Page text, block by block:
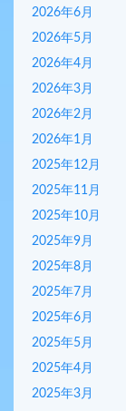
2026年6月
2026年5月
2026年4月
2026年3月
2026年2月
2026年1月
2025年12月
2025年11月
2025年10月
2025年9月
2025年8月
2025年7月
2025年6月
2025年5月
2025年4月
2025年3月